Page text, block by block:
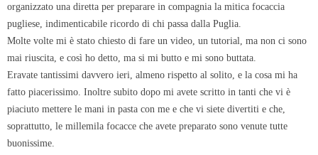
organizzato una diretta per preparare in compagnia la mitica focaccia
pugliese, indimenticabile ricordo di chi passa dalla Puglia.
Molte volte mi è stato chiesto di fare un video, un tutorial, ma non ci sono
mai riuscita, e così ho detto, ma si mi butto e mi sono buttata.
Eravate tantissimi davvero ieri, almeno rispetto al solito, e la cosa mi ha
fatto piacerissimo. Inoltre subito dopo mi avete scritto in tanti che vi è
piaciuto mettere le mani in pasta con me e che vi siete divertiti e che,
soprattutto, le millemila focacce che avete preparato sono venute tutte
buonissime.